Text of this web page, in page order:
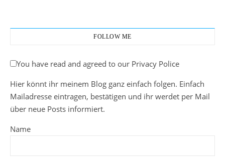
FOLLOW ME
You have read and agreed to our Privacy Police
Hier könnt ihr meinem Blog ganz einfach folgen. Einfach
Mailadresse eintragen, bestätigen und ihr werdet per Mail
über neue Posts informiert.
Name